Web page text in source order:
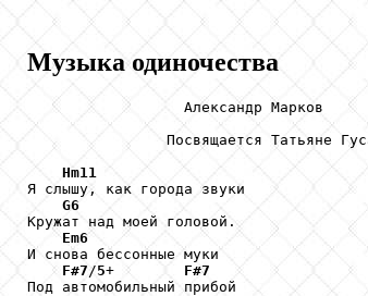
Музыка одиночества
                  Александр Марков
Посвящается Татьяне
Hm11
Я слышу, как города звуки
G6
Кружат над моей головой.
Em6
И снова бессонные муки
F#7 /5+ F#7
Под автомобильный прибой